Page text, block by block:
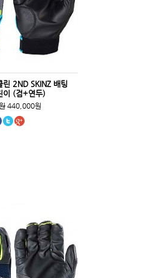
2ND SKINZ 배팅
이 (검+연두)
440,000원